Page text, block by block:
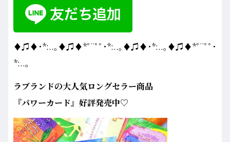
♦♫♦･*:..｡♦♫♦*ﾟ¨ﾟﾟ･*:..｡♦♫♦･*:..｡♦♫♦*ﾟ¨ﾟﾟ･
*:..｡
ラブランドの大人気ロングセラー商品
『パワーカード』好評発売中♡